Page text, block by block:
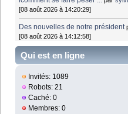
[08 août 2026 à 14:20:29]
Des nouvelles de notre président
[08 août 2026 à 14:12:58]
Qui est en ligne
Invités: 1089
Robots: 21
Caché: 0
Membres: 0